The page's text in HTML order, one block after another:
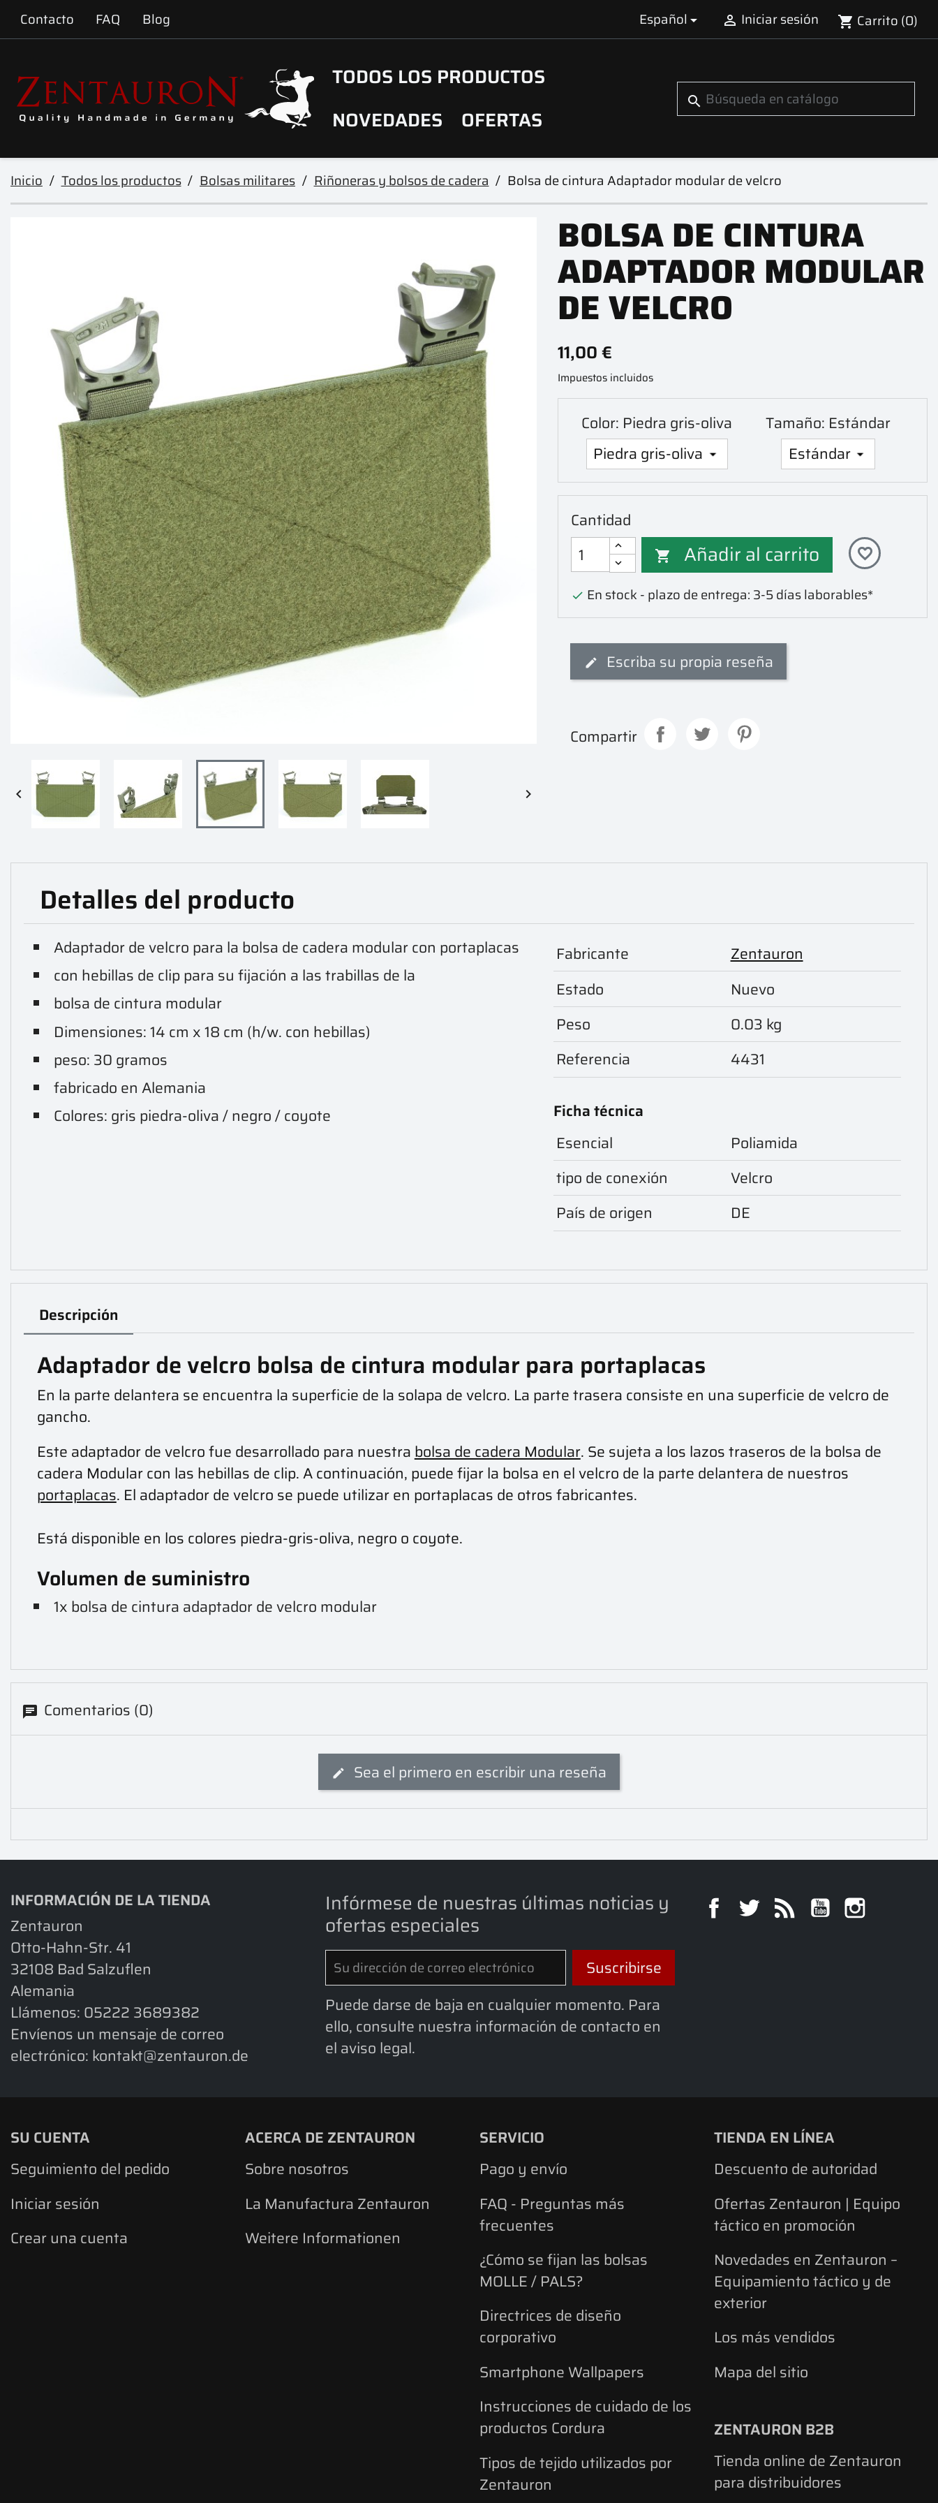
Contacto FAQ Blog Español  Iniciar sesión shopping_cart Carrito (0)
TODOS LOS PRODUCTOS
NOVEDADES
OFERTAS
search
Inicio Todos los productos Bolsas militares Riñoneras y bolsos de cadera Bolsa de cintura Adaptador modular de velcro
 
BOLSA DE CINTURA
ADAPTADOR MODULAR
DE VELCRO
11,00 €
Impuestos incluidos
Color: Piedra gris-oliva Tamaño: Estándar
Cantidad
 Añadir al carrito favorite_border
 En stock - plazo de entrega: 3-5 días laborables*
Escriba su propia reseña
Compartir
Detalles del producto
Adaptador de velcro para la bolsa de cadera modular con portaplacas
con hebillas de clip para su fijación a las trabillas de la
bolsa de cintura modular
Dimensiones: 14 cm x 18 cm (h/w. con hebillas)
peso: 30 gramos
fabricado en Alemania
Colores: gris piedra-oliva / negro / coyote
Fabricante
Zentauron
Estado
Nuevo
Peso
0.03 kg
Referencia
4431
Ficha técnica
Esencial
Poliamida
tipo de conexión
Velcro
País de origen
DE
Descripción
Adaptador de velcro bolsa de cintura modular para portaplacas
En la parte delantera se encuentra la superficie de la solapa de velcro. La parte trasera consiste en una superficie de velcro de
gancho.
Este adaptador de velcro fue desarrollado para nuestra bolsa de cadera Modular. Se sujeta a los lazos traseros de la bolsa de
cadera Modular con las hebillas de clip. A continuación, puede fijar la bolsa en el velcro de la parte delantera de nuestros
portaplacas. El adaptador de velcro se puede utilizar en portaplacas de otros fabricantes.
Está disponible en los colores piedra-gris-oliva, negro o coyote.
Volumen de suministro
1x bolsa de cintura adaptador de velcro modular
Comentarios (0)
Sea el primero en escribir una reseña
INFORMACIÓN DE LA TIENDA
Zentauron
Otto-Hahn-Str. 41
32108 Bad Salzuflen
Alemania
Llámenos: 05222 3689382
Envíenos un mensaje de correo
electrónico: kontakt@zentauron.de
Infórmese de nuestras últimas noticias y
ofertas especiales
Puede darse de baja en cualquier momento. Para
ello, consulte nuestra información de contacto en
el aviso legal.
FacebookTwitterRss YouTube
SU CUENTA
Seguimiento del pedido
Iniciar sesión
Crear una cuenta
ACERCA DE ZENTAURON
Sobre nosotros
La Manufactura Zentauron
Weitere Informationen
SERVICIO
Pago y envío
FAQ - Preguntas más
frecuentes
¿Cómo se fijan las bolsas
MOLLE / PALS?
Directrices de diseño
corporativo
Smartphone Wallpapers
Instrucciones de cuidado de los
productos Cordura
Tipos de tejido utilizados por
Zentauron
TIENDA EN LÍNEA
Descuento de autoridad
Ofertas Zentauron | Equipo
táctico en promoción
Novedades en Zentauron –
Equipamiento táctico y de
exterior
Los más vendidos
Mapa del sitio
ZENTAURON B2B
Tienda online de Zentauron
para distribuidores